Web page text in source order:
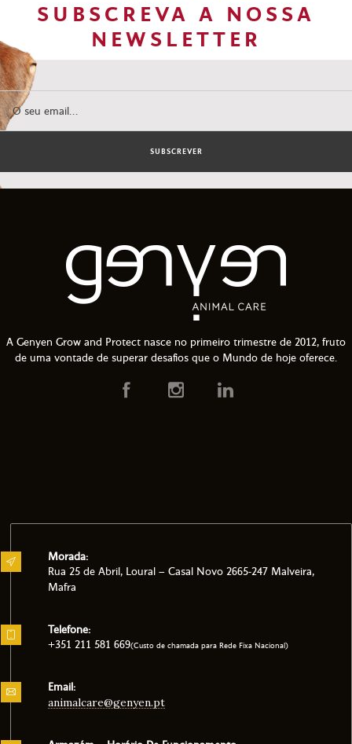
SUBSCREVA A NOSSA
NEWSLETTER
SUBSCREVER
A Genyen Grow and Protect nasce no primeiro trimestre de 2012, fruto
de uma vontade de superar desafios que o Mundo de hoje oferece.
Morada:
Rua 25 de Abril, Loural – Casal Novo 2665-247 Malveira,
Mafra
Telefone:
+351 211 581 669(Custo de chamada para Rede Fixa Nacional)
Email:
animalcare@genyen.pt